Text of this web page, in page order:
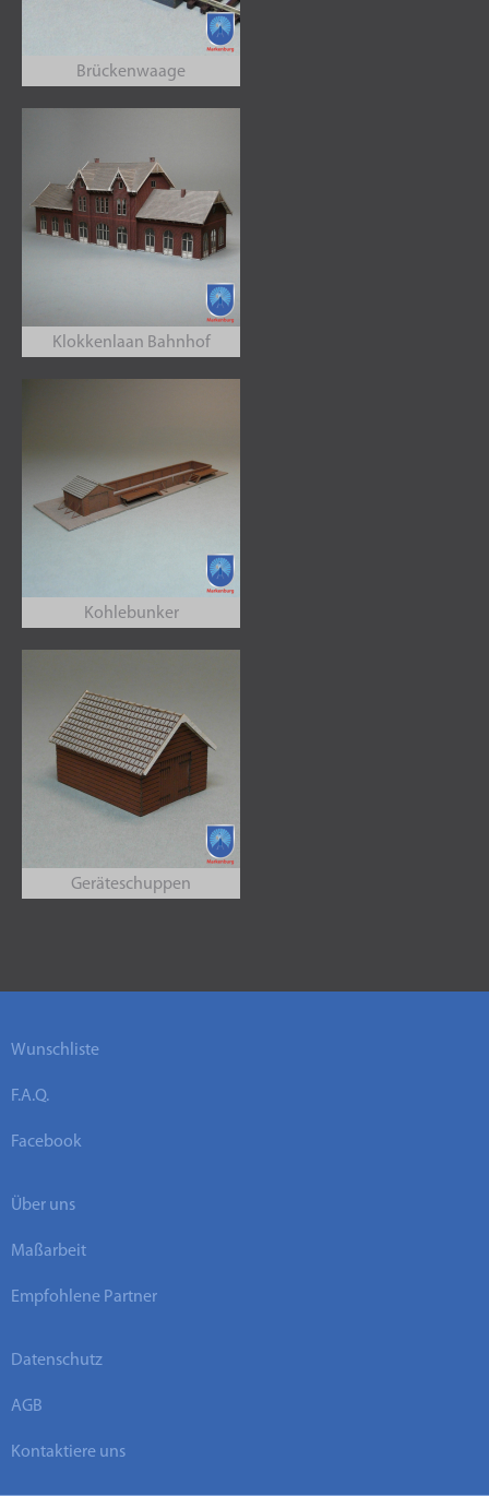
Brückenwaage
Klokkenlaan Bahnhof
Kohlebunker
Geräteschuppen
Wunschliste
F.A.Q.
Facebook
Über uns
Maßarbeit
Empfohlene Partner
Datenschutz
AGB
Kontaktiere uns